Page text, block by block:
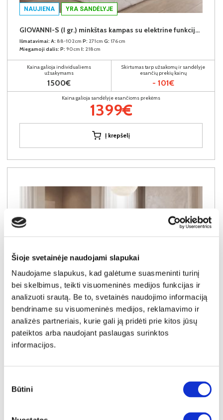
Šioje svetainėje naudojami slapukai
Naudojame slapukus, kad galėtume suasmeninti turinį
bei skelbimus, teikti visuomeninės medijos funkcijas ir
analizuoti srautą. Be to, svetainės naudojimo informaciją
bendriname su visuomeninės medijos, reklamavimo ir
analizės partneriais, kurie gali ją pridėti prie kitos jūsų
pateiktos arba naudojant paslaugas surinktos
informacijos.
pasirinkimas
Būtini
NAUJIENA YRA SANDĖLYJE
GIOVANNI-S (I gr.) minkštas kampas su elektrine funkcija (Aphrodite-21) K
Išmatavimai: A: 88-102cm P: 271cm G: 176cm
Miegamoji dalis: P: 90cm I: 218cm
Kaina galioja individualiems
užsakymams
1500€
Skirtumas tarp užsakomų ir sandėlyje
esančių prekių kainų
- 101€
Kaina galioja sandėlyje esančioms prekėms
1399€
Į krepšelį
NAUJIENA YRA SANDĖLYJE
Išmatavimai:
esančių prekių kainų